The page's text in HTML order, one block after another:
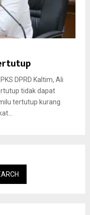
DPRD Kaltim, Ali
tidak dapat
tertutup kurang